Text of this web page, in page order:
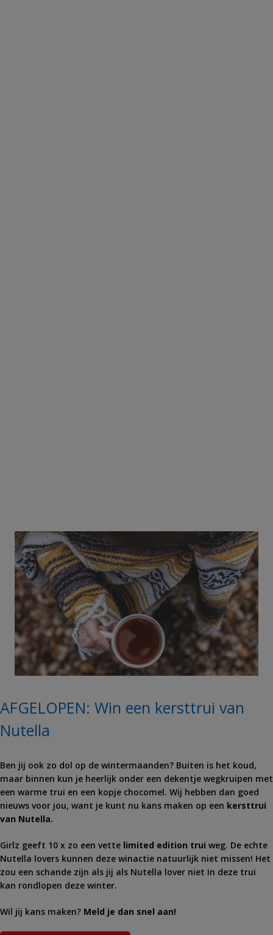
AFGELOPEN: Win een kersttrui van
Nutella
Ben jij ook zo dol op de wintermaanden? Buiten is het koud,
maar binnen kun je heerlijk onder een dekentje wegkruipen met
een warme trui en een kopje chocomel. Wij hebben dan goed
nieuws voor jou, want je kunt nu kans maken op een kersttrui
van Nutella.
Girlz geeft 10 x zo een vette limited edition trui weg. De echte
Nutella lovers kunnen deze winactie natuurlijk niet missen! Het
zou een schande zijn als jij als Nutella lover niet in deze trui
kan rondlopen deze winter.
Wil jij kans maken? Meld je dan snel aan!